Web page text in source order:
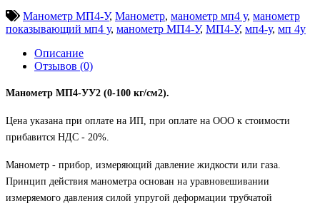
Манометр МП4-У, Манометр, манометр мп4 у, манометр
показывающий мп4 у, манометр МП4-У, МП4-У, мп4-у, мп 4у
Описание
Отзывов (0)
Манометр МП4-УУ2 (0-100 кг/см2).
Цена указана при оплате на ИП, при оплате на ООО к стоимости
прибавится НДС - 20%.
Манометр - прибор, измеряющий давление жидкости или газа.
Принцип действия манометра основан на уравновешивании
измеряемого давления силой упругой деформации трубчатой